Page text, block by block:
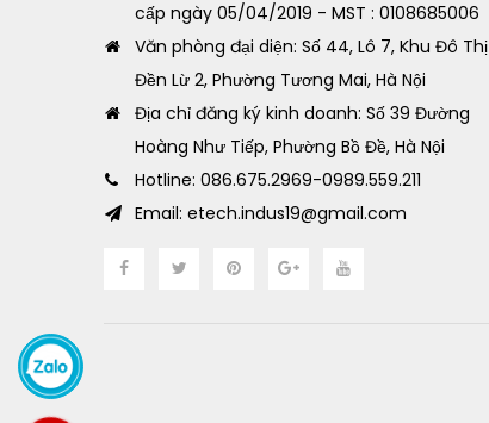
cấp ngày 05/04/2019 - MST : 0108685006
Văn phòng đại diện: Số 44, Lô 7, Khu Đô Thị
Đền Lừ 2, Phường Tương Mai, Hà Nội
Địa chỉ đăng ký kinh doanh: Số 39 Đường
Hoàng Như Tiếp, Phường Bồ Đề, Hà Nội
Hotline: 086.675.2969-0989.559.211
Email: etech.indus19@gmail.com